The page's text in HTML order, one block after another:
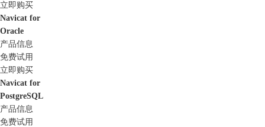
立即购买
Navicat for
Oracle
产品信息
免费试用
立即购买
Navicat for
PostgreSQL
产品信息
免费试用